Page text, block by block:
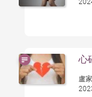
心
盧